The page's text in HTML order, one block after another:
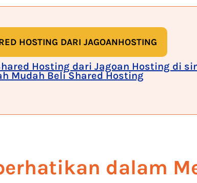
HOSTING DARI JAGOANHOSTING
Hosting dari Jagoan Hosting di
Mudah Beli Shared Hosting
dalam